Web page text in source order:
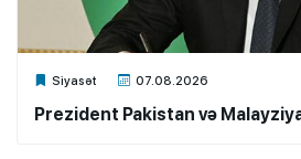
Siyasət 07.08.2026
Xalq.Online
Prezident Pakistan və